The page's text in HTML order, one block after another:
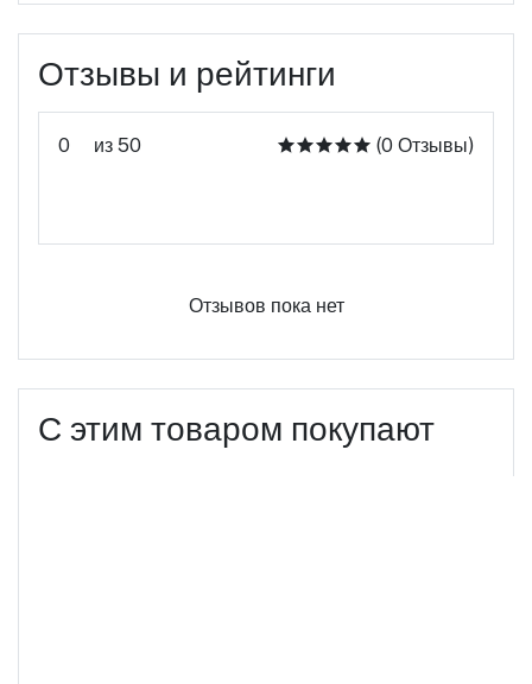
Отзывы и рейтинги
0 из 50 (0 Отзывы)
Отзывов пока нет
С этим товаром покупают